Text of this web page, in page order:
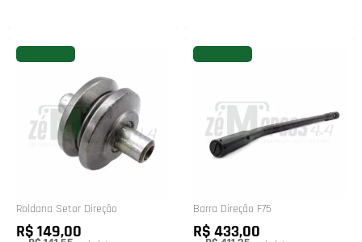
Roldana Setor Direção
R$ 149,00
Barra Direção F75
R$ 433,00